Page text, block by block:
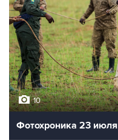
10
Фотохроника 23 июля